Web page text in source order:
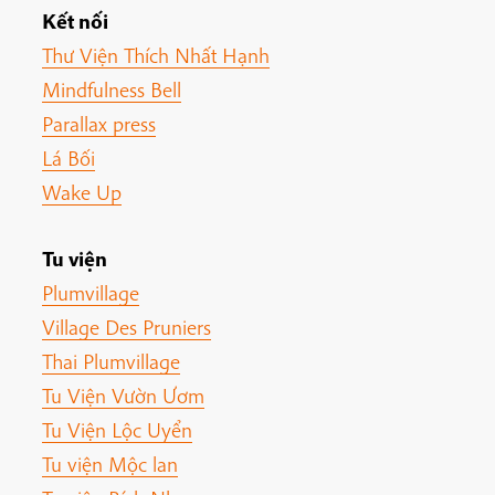
Kết nối
Thư Viện Thích Nhất Hạnh
Mindfulness Bell
Parallax press
Lá Bối
Wake Up
Tu viện
Plumvillage
Village Des Pruniers
Thai Plumvillage
Tu Viện Vườn Ươm
Tu Viện Lộc Uyển
Tu viện Mộc lan